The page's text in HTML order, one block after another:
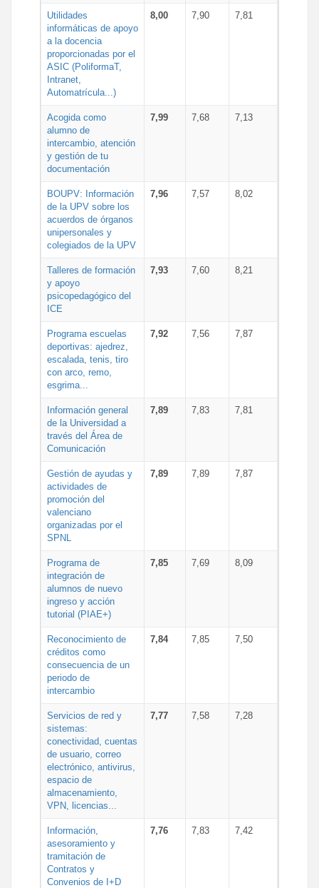
Utilidades
informáticas de apoyo
a la docencia
proporcionadas por el
ASIC (PoliformaT,
Intranet,
Automatrícula...)
8,00 7,90 7,81
Acogida como
alumno de
intercambio, atención
y gestión de tu
documentación
7,99 7,68 7,13
BOUPV: Información
de la UPV sobre los
acuerdos de órganos
unipersonales y
colegiados de la UPV
7,96 7,57 8,02
Talleres de formación
y apoyo
psicopedagógico del
ICE
7,93 7,60 8,21
Programa escuelas
deportivas: ajedrez,
escalada, tenis, tiro
con arco, remo,
esgrima...
7,92 7,56 7,87
Información general
de la Universidad a
través del Área de
Comunicación
7,89 7,83 7,81
Gestión de ayudas y
actividades de
promoción del
valenciano
organizadas por el
SPNL
7,89 7,89 7,87
Programa de
integración de
alumnos de nuevo
ingreso y acción
tutorial (PIAE+)
7,85 7,69 8,09
Reconocimiento de
créditos como
consecuencia de un
periodo de
intercambio
7,84 7,85 7,50
Servicios de red y
sistemas:
conectividad, cuentas
de usuario, correo
electrónico, antivirus,
espacio de
almacenamiento,
VPN, licencias...
7,77 7,58 7,28
Información,
asesoramiento y
tramitación de
Contratos y
Convenios de I+D
7,76 7,83 7,42